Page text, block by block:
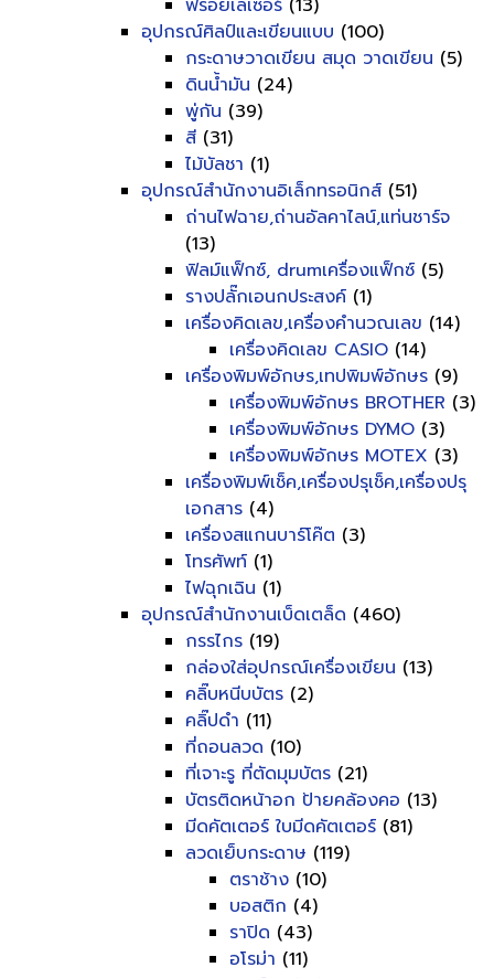
ฟรอยเลเซอร์ (13)
อุปกรณ์ศิลป์และเขียนแบบ (100)
กระดาษวาดเขียน สมุด วาดเขียน (5)
ดินน้ำมัน (24)
พู่กัน (39)
สี (31)
ไม้บัลชา (1)
อุปกรณ์สำนักงานอิเล็กทรอนิกส์ (51)
ถ่านไฟฉาย,ถ่านอัลคาไลน์,แท่นชาร์จ
(13)
ฟิลม์แฟ็กซ์, drumเครื่องแฟ็กซ์ (5)
รางปลั๊กเอนกประสงค์ (1)
เครื่องคิดเลข,เครื่องคำนวณเลข (14)
เครื่องคิดเลข CASIO (14)
เครื่องพิมพ์อักษร,เทปพิมพ์อักษร (9)
เครื่องพิมพ์อักษร BROTHER (3)
เครื่องพิมพ์อักษร DYMO (3)
เครื่องพิมพ์อักษร MOTEX (3)
เครื่องพิมพ์เช็ค,เครื่องปรุเช็ค,เครื่องปรุ
เอกสาร (4)
เครื่องสแกนบาร์โค๊ต (3)
โทรศัพท์ (1)
ไฟฉุกเฉิน (1)
อุปกรณ์สำนักงานเบ็ดเตล็ด (460)
กรรไกร (19)
กล่องใส่อุปกรณ์เครื่องเขียน (13)
คลิ๊บหนีบบัตร (2)
คลิ๊ปดำ (11)
ที่ถอนลวด (10)
ที่เจาะรู ที่ตัดมุมบัตร (21)
บัตรติดหน้าอก ป้ายคล้องคอ (13)
มีดคัตเตอร์ ใบมีดคัตเตอร์ (81)
ลวดเย็บกระดาษ (119)
ตราช้าง (10)
บอสติก (4)
ราปิด (43)
อโรม่า (11)